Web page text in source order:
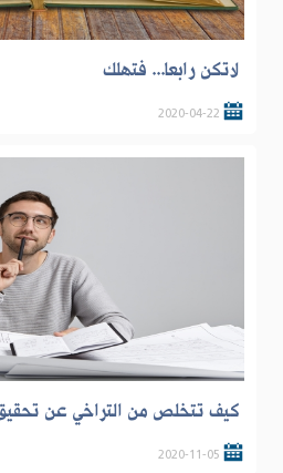
لاتكن رابعا... فتهلك
2020-04-22
كيف تتخلص من التراخي عن
2020-11-05